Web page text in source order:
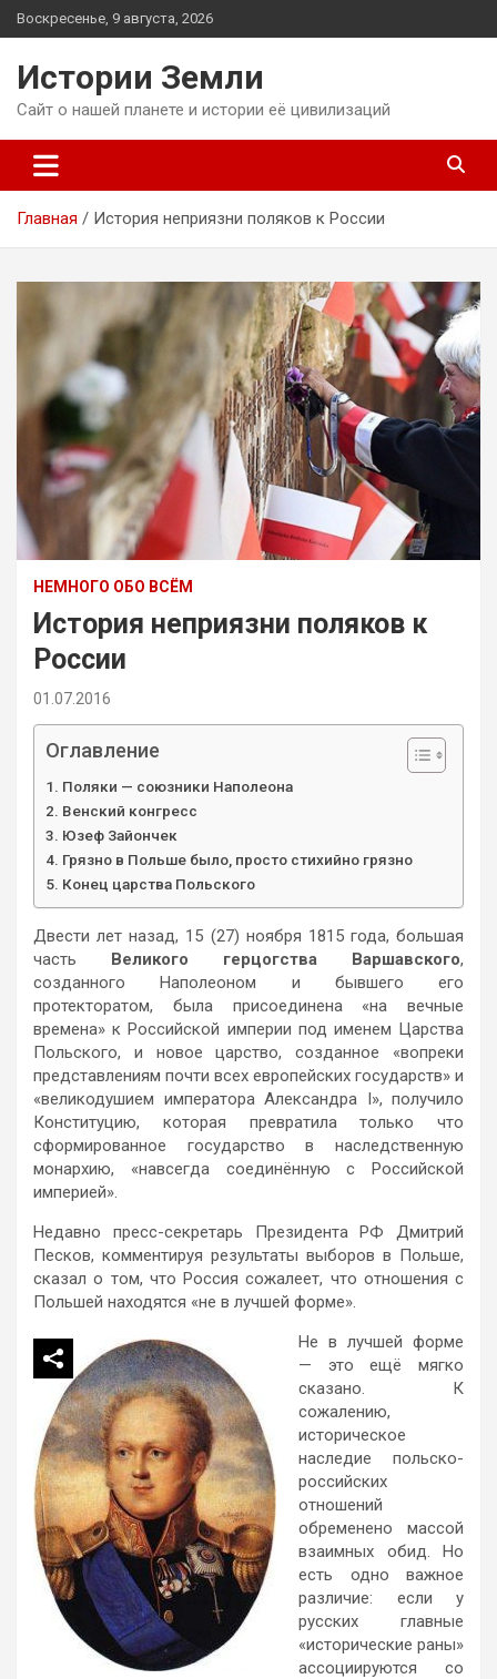
Перейти
к
Воскресенье, 9 августа, 2026
Истории Земли
Сайт о нашей планете и истории её цивилизаций
Главная История неприязни поляков к России
НЕМНОГО ОБО ВСЁМ
История неприязни поляков к
России
01.07.2016
Оглавление
Поляки — союзники Наполеона
Венский конгресс
Юзеф Зайончек
Грязно в Польше было, просто стихийно грязно
Конец царства Польского
Двести лет назад, 15 (27) ноября 1815 года, большая
часть Великого герцогства Варшавского,
созданного Наполеоном и бывшего его
протекторатом, была присоединена «на вечные
времена» к Российской империи под именем Царства
Польского, и новое царство, созданное «вопреки
представлениям почти всех европейских государств» и
«великодушием императора Александра I», получило
Конституцию, которая превратила только что
сформированное государство в наследственную
монархию, «навсегда соединённую с Российской
империей».
Недавно пресс-секретарь Президента РФ Дмитрий
Песков, комментируя результаты выборов в Польше,
сказал о том, что Россия сожалеет, что отношения с
Польшей находятся «не в лучшей форме».
Не в лучшей форме
— это ещё мягко
сказано. К
сожалению,
историческое
наследие польско-
российских
отношений
обременено массой
взаимных обид. Но
есть одно важное
различие: если у
русских главные
«исторические раны»
ассоциируются со